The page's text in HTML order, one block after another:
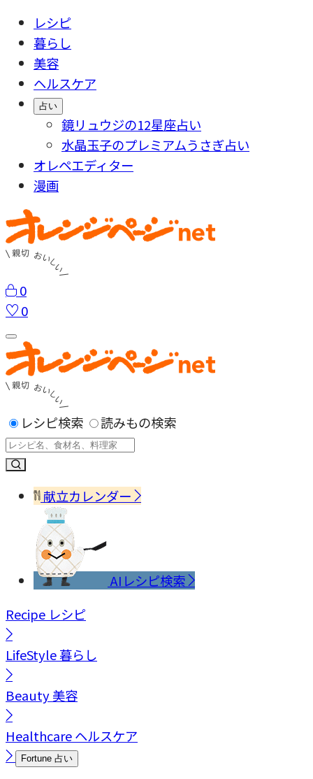
レシピ
暮らし
美容
ヘルスケア
占い
鏡リュウジの12星座占い
水晶玉子のプレミアムうさぎ占い
オレペエディター
漫画
0
0
レシピ検索 読みもの検索
献立カレンダー
AIレシピ検索
Recipe レシピ
LifeStyle暮らし
Beauty美容
Healthcareヘルスケア
Fortune 占い